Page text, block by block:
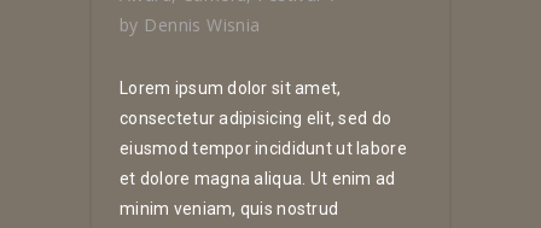
by Dennis Wisnia
Lorem ipsum dolor sit amet,
consectetur adipisicing elit, sed do
eiusmod tempor incididunt ut labore
et dolore magna aliqua. Ut enim ad
minim veniam, quis nostrud